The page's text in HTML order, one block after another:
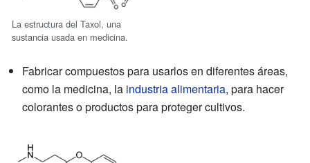
La estructura del Taxol, una
sustancia usada en medicina.
Fabricar compuestos para usarlos en diferentes áreas,
como la medicina, la industria alimentaria, para hacer
colorantes o productos para proteger cultivos.